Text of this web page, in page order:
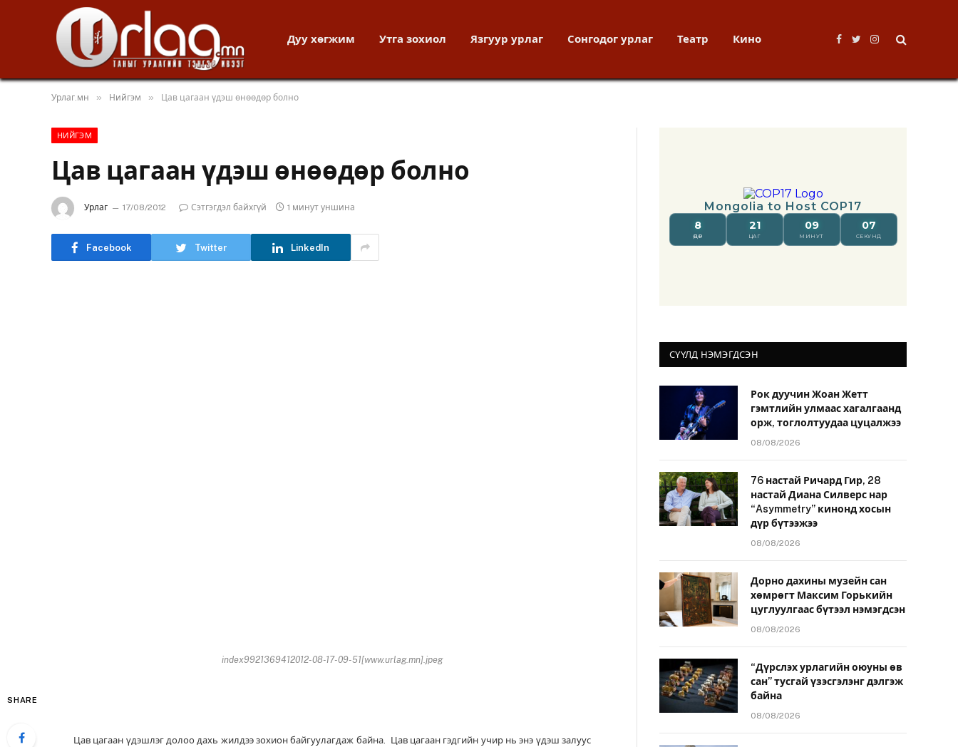
Дуу хөгжим Утга зохиол Язгуур урлаг Сонгодог урлаг Театр Кино
Facebook
TwitterInstagram
Урлаг.мн » Нийгэм » Цав цагаан үдэш өнөөдөр болно
НИЙГЭМ
Цав цагаан үдэш өнөөдөр болно
Урлаг 17/08/2012 Сэтгэгдэл байхгүй 1 минут уншина
Facebook Twitter LinkedIn
index9921369412012-08-17-09-51[www.urlag.mn].jpeg
SHARE
Цав цагаан үдэшлэг долоо дахь жилдээ зохион байгуулагдаж байна. Цав цагаан гэдгийн учир нь энэ үдэш залуус
СҮҮЛД НЭМЭГДСЭН
Рок дуучин Жоан Жетт
гэмтлийн улмаас хагалгаанд
орж, тоглолтуудаа цуцалжээ
08/08/2026
76 настай Ричард Гир, 28
настай Диана Силверс нар
“Asymmetry” кинонд хосын
дүр бүтээжээ
08/08/2026
Дорно дахины музейн сан
хөмрөгт Максим Горькийн
цуглуулгаас бүтээл нэмэгдсэн
08/08/2026
“Дүрслэх урлагийн оюуны өв
сан” тусгай үзэсгэлэнг дэлгэж
байна
08/08/2026